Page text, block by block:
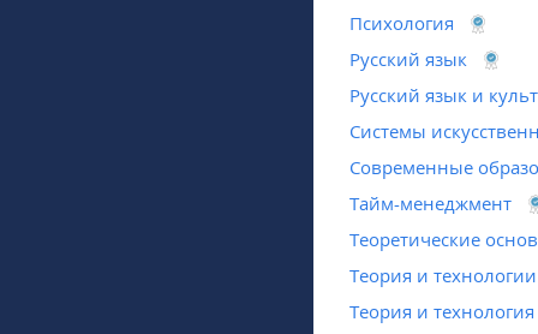
Психология
Русский язык
Русский язык и
Системы
Современные
Тайм-менеджмент
Теоретические
Теория и
Теория и